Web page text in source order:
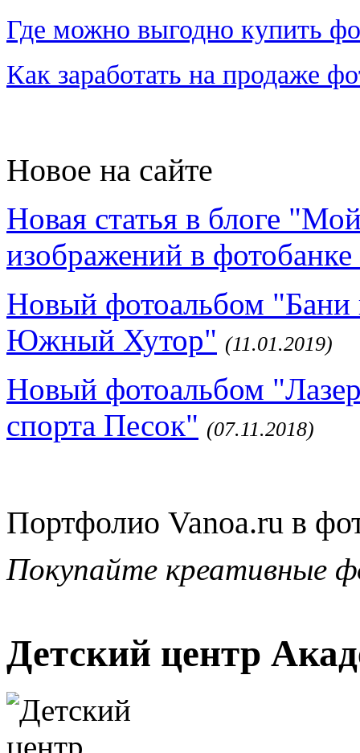
Где можно выгодно купить
Как заработать на продаже
Новое на сайте
Новая статья в блоге
изображений в
Новый фотоальбом "Бани
Южный Хутор" (11.01.2019)
Новый фотоальбом
спорта Песок" (07.11.2018)
Портфолио Vanoa.ru в
Покупайте креативные
Детский центр